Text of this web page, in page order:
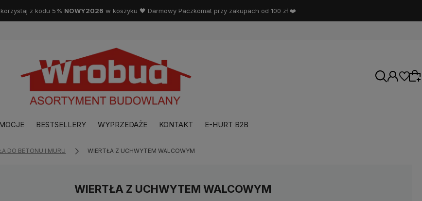
z kodu 5% NOWY2026 w koszyku 🖤 Darmowy Paczkomat przy zakupach od 100 zł ❤️
BESTSELLERY WYPRZEDAŻE KONTAKT E-HURT B2B
DO BETONU I MURU WIERTŁA Z UCHWYTEM WALCOWYM
WIERTŁA Z UCHWYTEM WALCOWYM